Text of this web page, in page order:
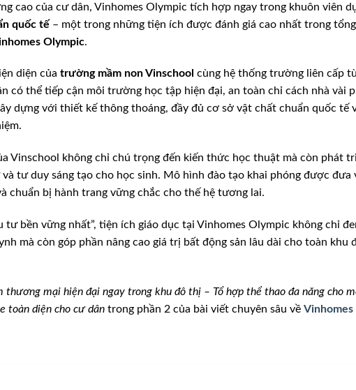
cao của cư dân, Vinhomes Olympic tích hợp ngay trong khuôn viên
quốc tế – một trong những tiện ích được đánh giá cao nhất trong tổng
Olympic.
diện của trường mầm non Vinschool cùng hệ thống trường liên cấp
có thể tiếp cận môi trường học tập hiện đại, an toàn chỉ cách nhà vài
dựng với thiết kế thông thoáng, đầy đủ cơ sở vật chất chuẩn quốc tế
Vinschool không chỉ chú trọng đến kiến thức học thuật mà còn phát
tư duy sáng tạo cho học sinh. Mô hình đào tạo khai phóng được đưa
chuẩn bị hành trang vững chắc cho thế hệ tương lai.
tư bền vững nhất”, tiện ích giáo dục tại Vinhomes Olympic không chỉ
mà còn góp phần nâng cao giá trị bất động sản lâu dài cho toàn khu
thương mại hiện đại ngay trong khu đô thị – Tổ hợp thể thao đa năng cho
toàn diện cho cư dân trong phần 2 của bài viết chuyên sâu về Vinhomes